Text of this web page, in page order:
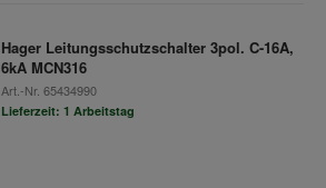
Hager Leitungsschutzschalter 3pol. C-16A,
6kA MCN316
Art.-Nr. 65434990
Lieferzeit: 1 Arbeitstag